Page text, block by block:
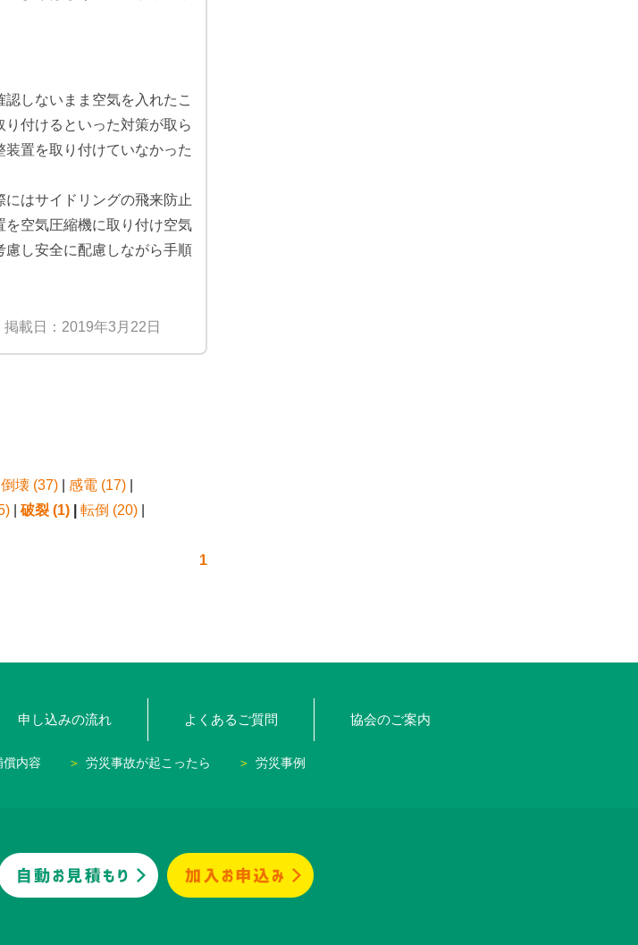
しないまま空気を入れたこ
付けるといった対策が取ら
置を取り付けていなかった
はサイドリングの飛来防止
空気圧縮機に取り付け空気
し安全に配慮しながら手順
掲載日：2019年3月22日
壊 (37) 感電 (17)
破裂 (1) 転倒 (20)
1
申し込みの流れ よくあるご質問 協会のご案内
償内容 労災事故が起こったら 労災事例